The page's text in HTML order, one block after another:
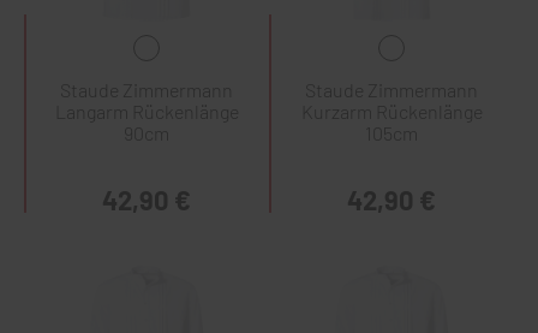
Staude Zimmermann
Langarm Rückenlänge
90cm
42,90 €
Staude Zimmermann
Kurzarm Rückenlänge
42,90 €